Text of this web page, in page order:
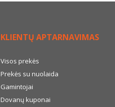
KLIENTŲ APTARNAVIMAS
Visos prekės
Prekės su nuolaida
Gamintojai
Dovanų kuponai